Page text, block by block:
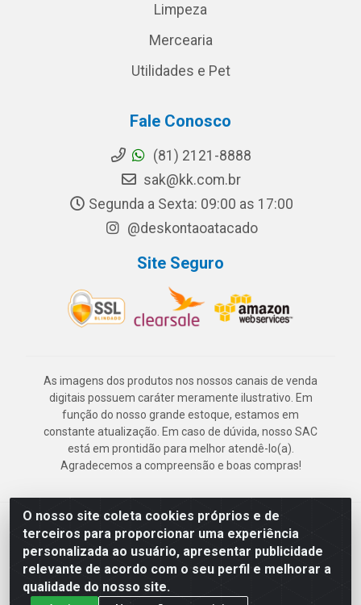
O nosso site coleta cookies próprios e de
terceiros para proporcionar uma experiência
personalizada ao usuário, apresentar publicidade
relevante de acordo com o seu perfil e melhorar a
qualidade do nosso site.
Limpeza
Mercearia
Utilidades e Pet
Fale Conosco
(81) 2121-8888
sak@kk.com.br
Segunda a Sexta: 09:00 as 17:00
@deskontaoatacado
Site Seguro
As imagens dos produtos nos nossos canais de venda
digitais possuem caráter meramente ilustrativo. Em
função do nosso grande estoque, estamos em
constante atualização. Em caso de dúvida, nosso SAC
está em prontidão para melhor atendê-lo(a).
Agradecemos a compreensão e boas compras!
Deskontão Atacado - Av. Marechal Mascarenhas de Morais, 2471 -
Imbiribeira - Recife/PE - CEP 51.150-001 - CNPJ 24.150.377/0003-
57